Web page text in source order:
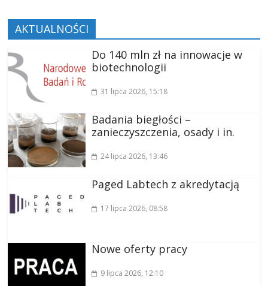
AKTUALNOŚCI
Do 140 mln zł na innowacje w
biotechnologii
31 lipca 2026, 15:18
Badania biegłości –
zanieczyszczenia, osady i in.
24 lipca 2026, 13:46
Paged Labtech z akredytacją
17 lipca 2026, 08:58
Nowe oferty pracy
9 lipca 2026, 12:10